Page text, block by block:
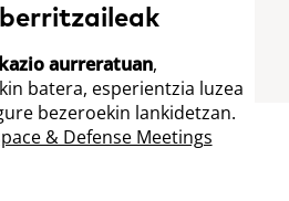
aurreratuan,
batera, esperientzia luzea
bezeroekin lankidetzan.
& Defense Meetings